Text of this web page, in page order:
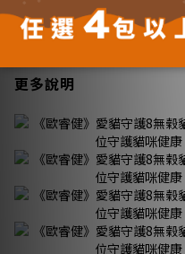
DHA／EPA：0.35％／0.35％
熱量：3980kcal／kg
更多說明